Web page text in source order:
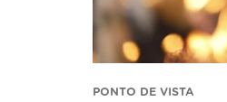
PONTO DE VISTA